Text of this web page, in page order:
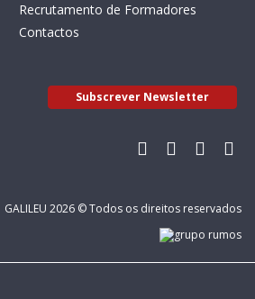
Recrutamento de Formadores
Contactos
Subscrever Newsletter
GALILEU 2026 © Todos os direitos reservados